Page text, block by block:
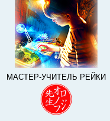
МАСТЕР-УЧИТЕЛЬ РЕЙКИ